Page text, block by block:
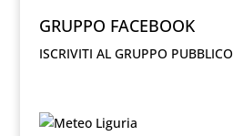
GRUPPO FACEBOOK
ISCRIVITI AL GRUPPO PUBBLICO